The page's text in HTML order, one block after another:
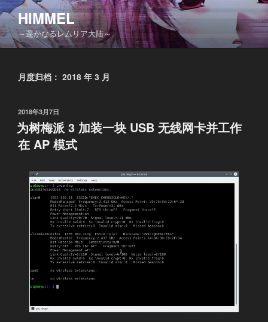
跳
至
内
容
HIMMEL
～遥かなるレムリア大陆～
月度归档： 2018 年 3 月
发
布
于
2018年3月7日
为树梅派 3 加装一块 USB 无线网卡并工作
在 AP 模式